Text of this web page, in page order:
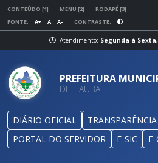
CONTEÚDO [1] MENU [2]
RODAPÉ [3]
FONTE:
A+ A A- CONTRASTE:
Atendimento: Segunda à
PREFEITURA
DE ITAUBAL
DIÁRIO OFICIAL
TRANSPARÊNCIA
PORTAL DO SERVIDOR
E-SIC